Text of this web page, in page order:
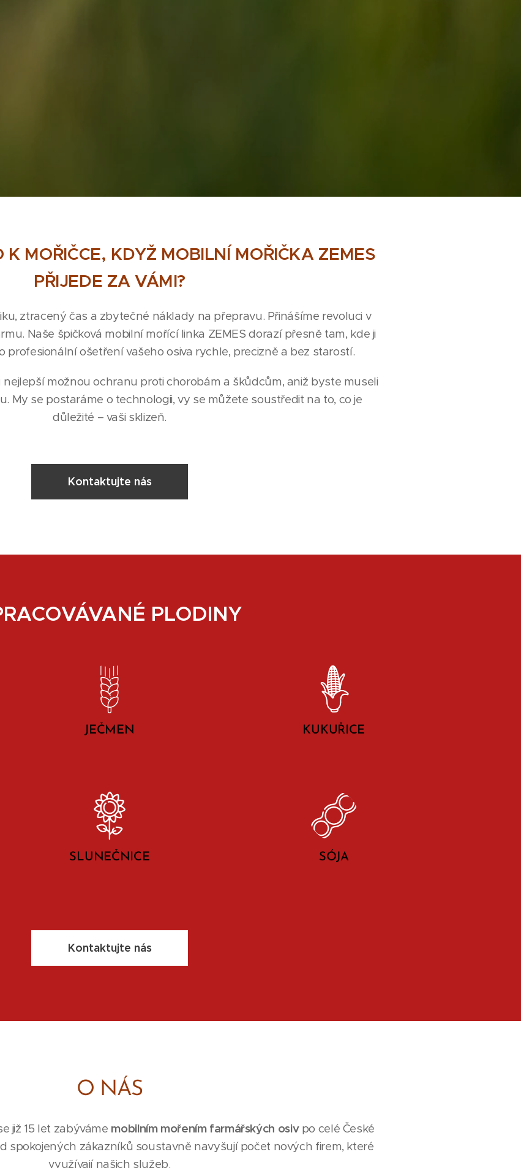
K MOŘIČCE, KDYŽ MOBILNÍ MOŘIČKA ZEMES
PŘIJEDE ZA VÁMI?
ztracený čas a zbytečné náklady na přepravu. Přinášíme revoluci v
Naše špičková mobilní mořící linka ZEMES dorazí přesně tam, kde ji
profesionální ošetření vašeho osiva rychle, precizně a bez starostí.
možnou ochranu proti chorobám a škůdcům, aniž byste museli
My se postaráme o technologii, vy se můžete soustředit na to, co je
důležité – vaši sklizeň.
Kontaktujte nás
PLODINY
JEČMEN KUKUŘICE
SLUNEČNICE SÓJA
Kontaktujte nás
O NÁS
již 15 let zabýváme mobilním mořením farmářských osivpo celé České
spokojených zákazníků soustavně navyšují počet nových firem, které
využívají našich služeb.